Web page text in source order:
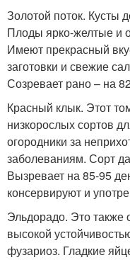
Золотой поток. Кусты
Плоды ярко-желтые и
Имеют прекрасный
заготовки и свежие
Созревает рано – на
Красный клык. Этот
низкорослых сортов
огородники за
заболеваниям. Сорт
Вызревает на 85-95
консервируют и
Эльдорадо. Это также
высокой
фузариоз. Гладкие